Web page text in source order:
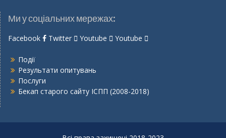
Ми у соціальних мережах:
Facebook Twitter Youtube Youtube
Події
Результати опитувань
Послуги
Бекап старого сайту ІСПП (2008-2018)